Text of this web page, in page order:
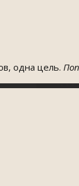
одна цель.